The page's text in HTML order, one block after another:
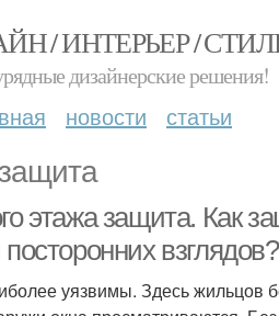
/ ИНТЕРЬЕР /
дизайнерские решения!
новости статьи
этажа защита. Как
взглядов?
уязвимы. Здесь